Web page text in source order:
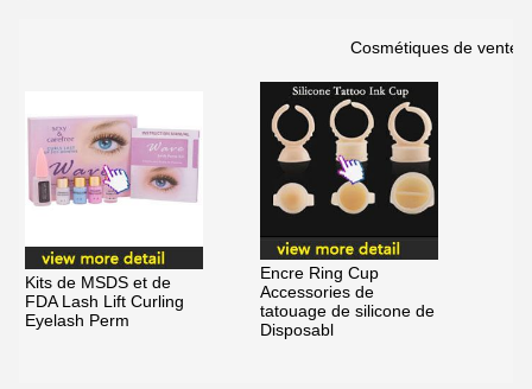
Cosmétiques de vente
Kits de MSDS et de
FDA Lash Lift Curling
Eyelash Perm
Encre Ring Cup
Accessories de
tatouage de silicone de
Disposabl